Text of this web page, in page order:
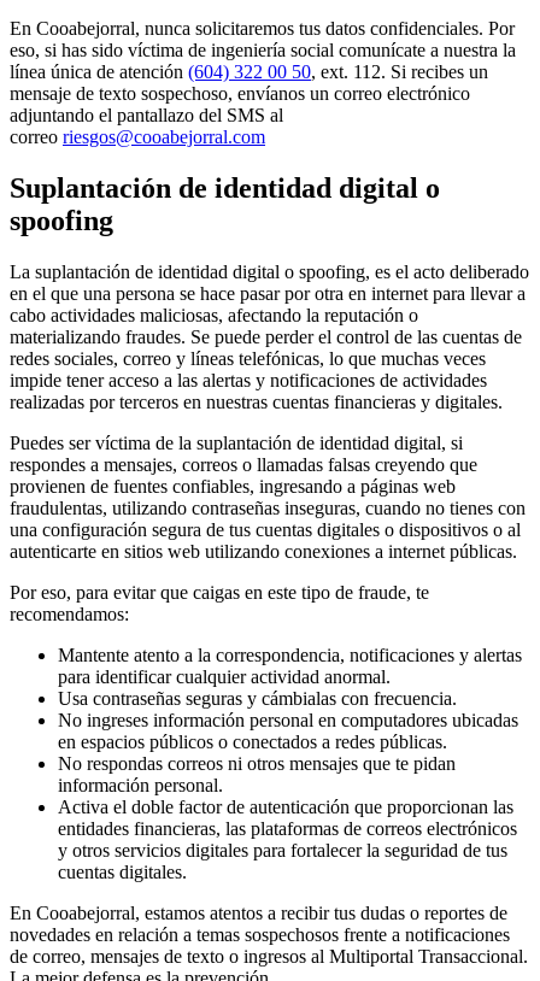
En Cooabejorral, nunca solicitaremos tus datos confidenciales. Por
eso, si has sido víctima de ingeniería social comunícate a nuestra la
línea única de atención (604) 322 00 50, ext. 112. Si recibes un
mensaje de texto sospechoso, envíanos un correo electrónico
adjuntando el pantallazo del SMS al
correo riesgos@cooabejorral.com
Suplantación de identidad digital o
spoofing
La suplantación de identidad digital o spoofing, es el acto deliberado
en el que una persona se hace pasar por otra en internet para llevar a
cabo actividades maliciosas, afectando la reputación o
materializando fraudes. Se puede perder el control de las cuentas de
redes sociales, correo y líneas telefónicas, lo que muchas veces
impide tener acceso a las alertas y notificaciones de actividades
realizadas por terceros en nuestras cuentas financieras y digitales.
Puedes ser víctima de la suplantación de identidad digital, si
respondes a mensajes, correos o llamadas falsas creyendo que
provienen de fuentes confiables, ingresando a páginas web
fraudulentas, utilizando contraseñas inseguras, cuando no tienes con
una configuración segura de tus cuentas digitales o dispositivos o al
autenticarte en sitios web utilizando conexiones a internet públicas.
Por eso, para evitar que caigas en este tipo de fraude, te
recomendamos:
Mantente atento a la correspondencia, notificaciones y alertas
para identificar cualquier actividad anormal.
Usa contraseñas seguras y cámbialas con frecuencia.
No ingreses información personal en computadores ubicadas
en espacios públicos o conectados a redes públicas.
No respondas correos ni otros mensajes que te pidan
información personal.
Activa el doble factor de autenticación que proporcionan las
entidades financieras, las plataformas de correos electrónicos
y otros servicios digitales para fortalecer la seguridad de tus
cuentas digitales.
En Cooabejorral, estamos atentos a recibir tus dudas o reportes de
novedades en relación a temas sospechosos frente a notificaciones
de correo, mensajes de texto o ingresos al Multiportal Transaccional.